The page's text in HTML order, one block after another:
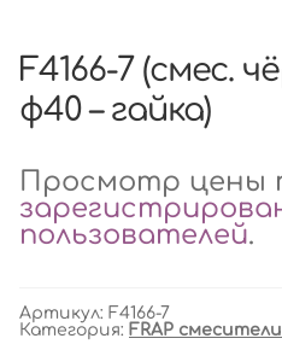
F4166-7 (смес.
ф40 – гайка)
Просмотр цены
пользователей.
Артикул: F4166-7
Категория: FRAP